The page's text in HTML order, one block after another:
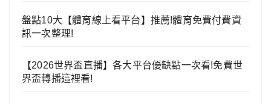
盤點10大【體育線上看平台】推薦!體育免費付費資
訊一次整理!
【2026世界盃直播】各大平台優缺點一次看!免費世
界盃轉播這裡看!